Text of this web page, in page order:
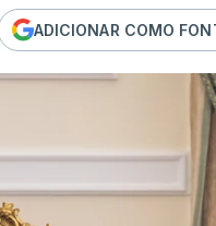
ADICIONAR COMO